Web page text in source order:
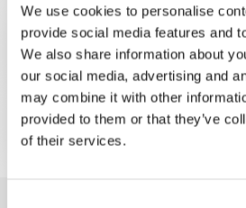
We use cookies to personalise
provide social media features and
We also share information about
our social media, advertising and
may combine it with other
provided to them or that they’ve
of their services.
Mode d´emploi
Documentation